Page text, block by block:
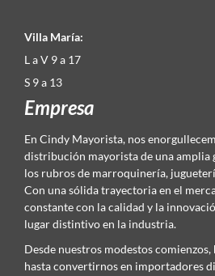
Villa María:
L a V 9 a 17
S 9 a 13
Empresa
En Cindy Mayorista, nos
distribución mayorista de una amplia
los rubros de marroquinería,
Con una sólida trayectoria en el
constante con la calidad y la
lugar distintivo en la industria.
Desde nuestros modestos
hasta convertirnos en importadores